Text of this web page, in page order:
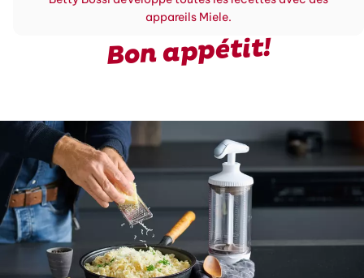
appareils Miele.
Bon appétit!